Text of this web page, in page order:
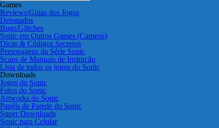
Games
Reviews/Guias dos Jogos
Detonados
Bugs/Glitches
Sonic em Outros Games (Cameos)
Dicas & Códigos Secretos
Personagens da Série Sonic
Scans de Manuais de Instrução
Lista de todos os jogos do Sonic
Downloads
Jogos do Sonic
Fotos do Sonic
Artworks do Sonic
Papéis de Parede do Sonic
Super Downloads
Sonic para Celular